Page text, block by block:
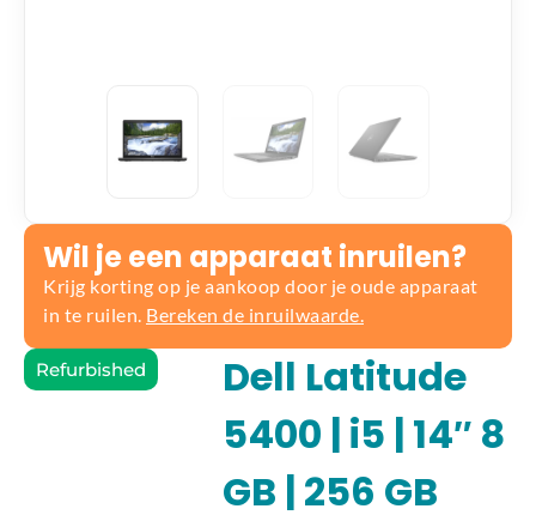
Wil je een apparaat inruilen?
Krijg korting op je aankoop door je oude apparaat
in te ruilen. Bereken de inruilwaarde.
Refurbished
Dell Latitude
5400 | i5 | 14″ 8
GB | 256 GB